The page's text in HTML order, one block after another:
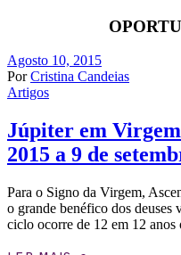
Agosto 10, 2015
Por Cristina Candeias
Artigos
Júpiter em Virgem
2015 a 9 de
Para o Signo da Virgem,
o grande benéfico dos
ciclo ocorre de 12 em 12 anos